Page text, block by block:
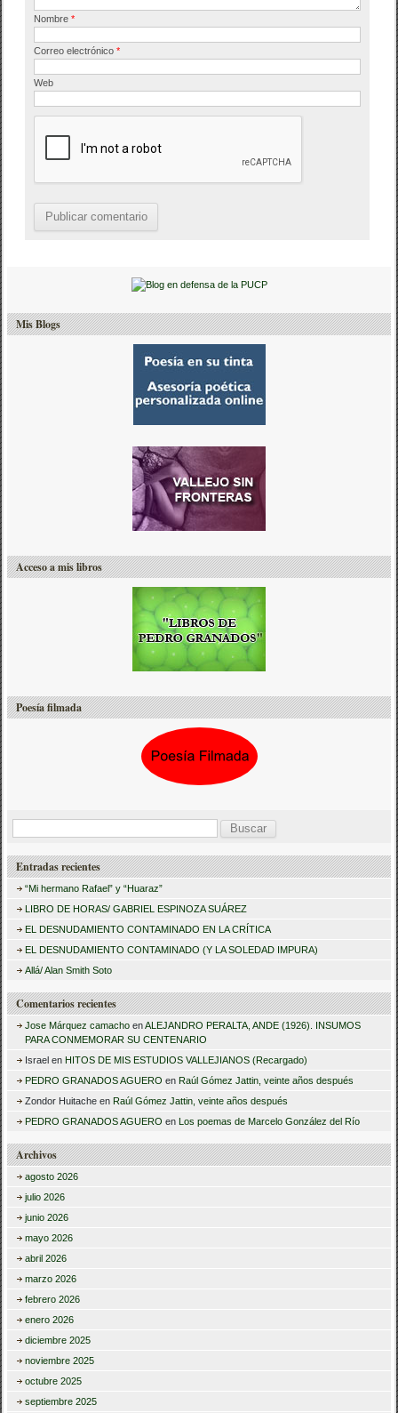
Nombre*
Correo electrónico*
Web
Mis Blogs
Acceso a mis libros
Poesía filmada
s
r
Entradas recientes
“Mi hermano Rafael” y “Huaraz”
LIBRO DE HORAS/ GABRIEL ESPINOZA SUÁREZ
EL DESNUDAMIENTO CONTAMINADO EN LA CRÍTICA
EL DESNUDAMIENTO CONTAMINADO (Y LA SOLEDAD IMPURA)
Allá/ Alan Smith Soto
Comentarios recientes
Jose Márquez camacho enALEJANDRO PERALTA, ANDE (1926). INSUMOS
PARA CONMEMORAR SU CENTENARIO
Israel en HITOS DE MIS ESTUDIOS VALLEJIANOS (Recargado)
PEDRO GRANADOS AGUERO en Raúl Gómez Jattin, veinte años después
Zondor Huitache en Raúl Gómez Jattin, veinte años después
PEDRO GRANADOS AGUERO en Los poemas de Marcelo González del Río
Archivos
agosto 2026
julio 2026
junio 2026
mayo 2026
abril 2026
marzo 2026
febrero 2026
enero 2026
diciembre 2025
noviembre 2025
octubre 2025
septiembre 2025